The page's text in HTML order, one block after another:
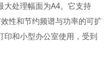
大处理幅面为A4。它支持
性和节约频谱与功率的可扩
印和小型办公室使用，受到